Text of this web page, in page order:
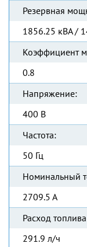
Резервная
1856.25 кВА /
Коэффициент
0.8
Напряжение:
400 В
Частота:
50 Гц
Номинальный
2709.5 А
Расход
291.9 л/ч